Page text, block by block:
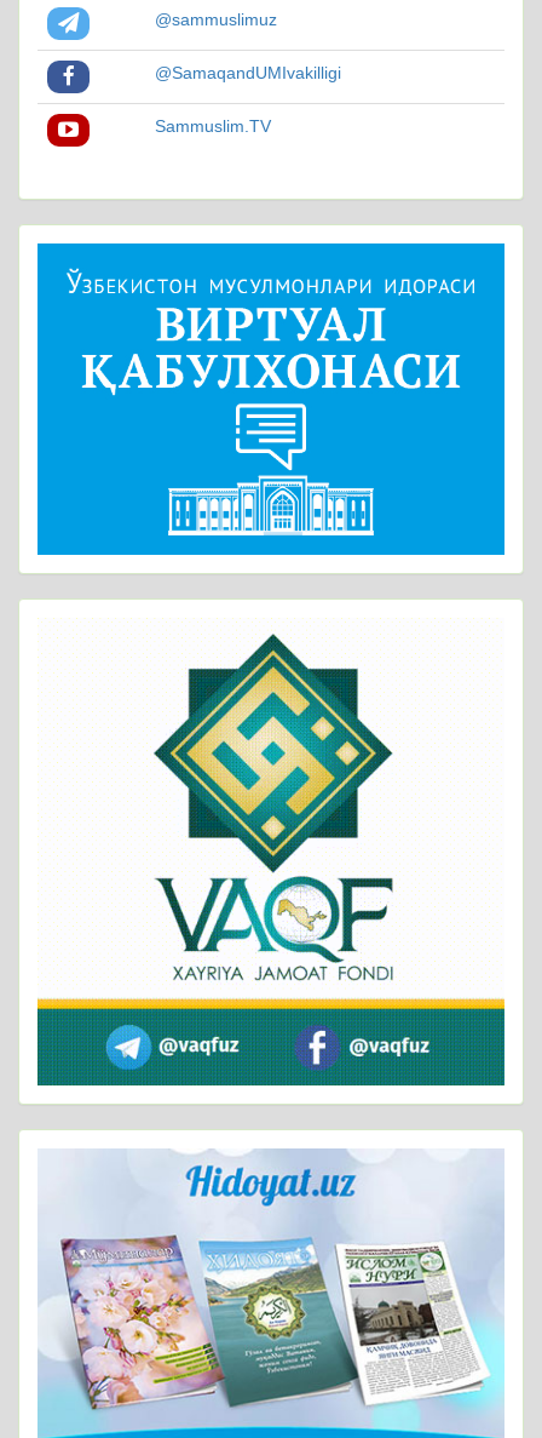
@sammuslimuz
@SamaqandUMIvakilligi
Sammuslim.TV